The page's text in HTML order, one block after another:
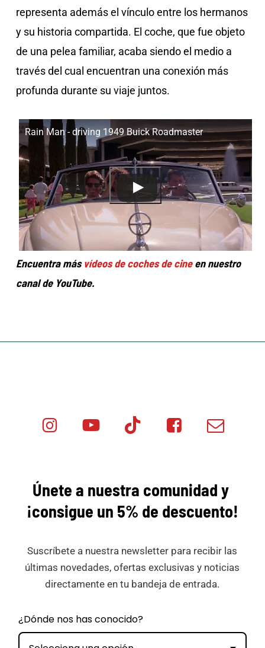
representa además el vínculo entre los hermanos
y su historia compartida. El coche, que fue objeto
de una pelea familiar, acaba siendo el medio a
través del cual encuentran una conexión más
profunda durante su viaje juntos.
Rain Man - driving 1949 Buick Roadmaster
Encuentra másvídeos de coches de cineen nuestro
canal de YouTube.
Minicar Tok
Minicar Minicar
Únete a nuestra comunidad y
¡consigue un 5% de descuento!
Suscríbete a nuestra newsletter para recibir las
últimas novedades, ofertas exclusivas y noticias
directamente en tu bandeja de entrada.
¿Dónde nos has conocido?